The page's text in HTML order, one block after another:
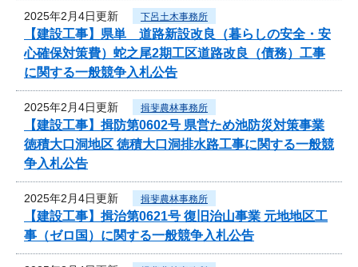
2025年2月4日更新 下呂土木事務所
【建設工事】県単 道路新設改良（暮らしの安全・安
心確保対策費）蛇之尾2期工区道路改良（債務）工事
に関する一般競争入札公告
2025年2月4日更新 揖斐農林事務所
【建設工事】揖防第0602号 県営ため池防災対策事業
徳積大口洞地区 徳積大口洞排水路工事に関する一般競
争入札公告
2025年2月4日更新 揖斐農林事務所
【建設工事】揖治第0621号 復旧治山事業 元地地区工
事（ゼロ国）に関する一般競争入札公告